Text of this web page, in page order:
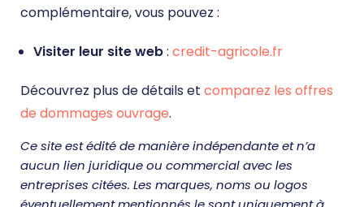
complémentaire, vous pouvez :
Visiter leur site web: credit-agricole.fr
Découvrez plus de détails et comparez les offres
de dommages ouvrage.
Ce site est édité de manière indépendante et n’a
aucun lien juridique ou commercial avec les
entreprises citées. Les marques, noms ou logos